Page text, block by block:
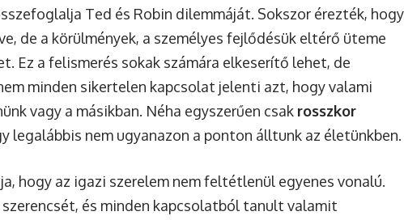
Ted és Robin dilemmáját. Sokszor érezték, hogy
de a körülmények, a személyes fejlődésük eltérő üteme
Ez a felismerés sokak számára elkeserítő lehet, de
minden sikertelen kapcsolat jelenti azt, hogy valami
vagy a másikban. Néha egyszerűen csak rosszkor
legalábbis nem ugyanazon a ponton álltunk az életünkben.
hogy az igazi szerelem nem feltétlenül egyenes vonalú.
és minden kapcsolatból tanult valamit